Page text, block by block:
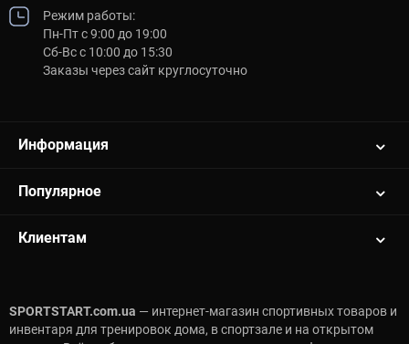
Режим работы:
Пн-Пт с 9:00 до 19:00
Сб-Вс с 10:00 до 15:30
Заказы через сайт круглосуточно
Информация
Популярное
Клиентам
SPORTSTART.com.ua — интернет-магазин спортивных товаров и
инвентаря для тренировок дома, в спортзале и на открытом